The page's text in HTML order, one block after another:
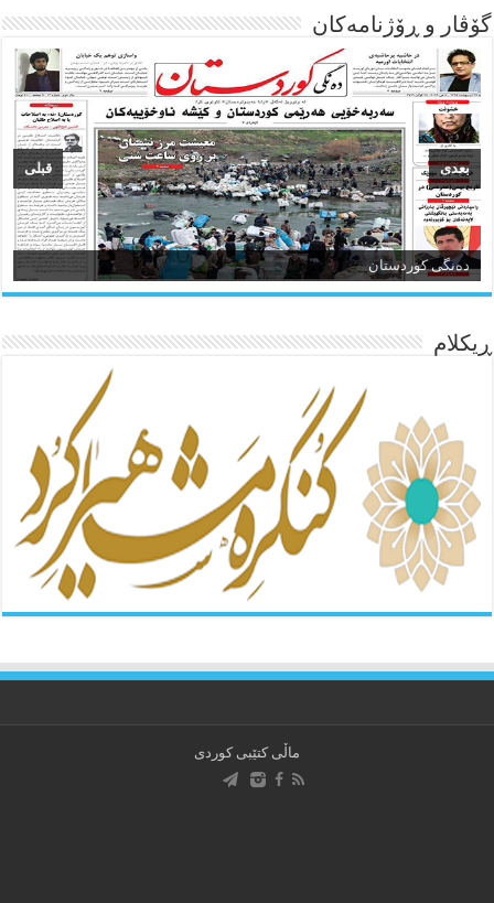
گۆڤار و ڕۆژنامه‌کان
ده‌نگی کوردستان
ئاژانسی هەواڵی مێهر
قبلی بعدی
ڕیکلام
ماڵی کتێبی کوردی